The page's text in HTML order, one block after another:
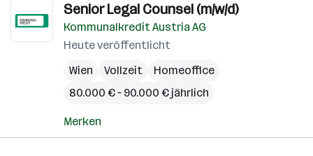
Senior Legal Counsel (m/w/d)
Kommunalkredit Austria AG
Heute veröffentlicht
Wien
Vollzeit
Homeoffice
80.000 € – 90.000 € jährlich
Merken